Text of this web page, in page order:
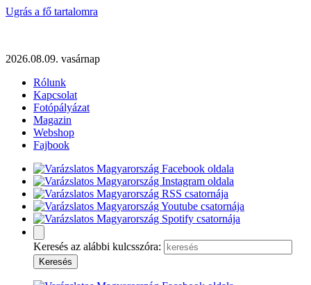
Ugrás a fő tartalomra
2026.08.09. vasárnap
Rólunk
Kapcsolat
Fotópályázat
Magazin
Webshop
Fajbook
Keresés az alábbi kulcsszóra: